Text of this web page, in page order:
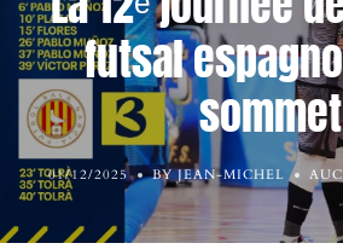
futsal
sommet
01/12/2025 BY JEAN-MICHEL